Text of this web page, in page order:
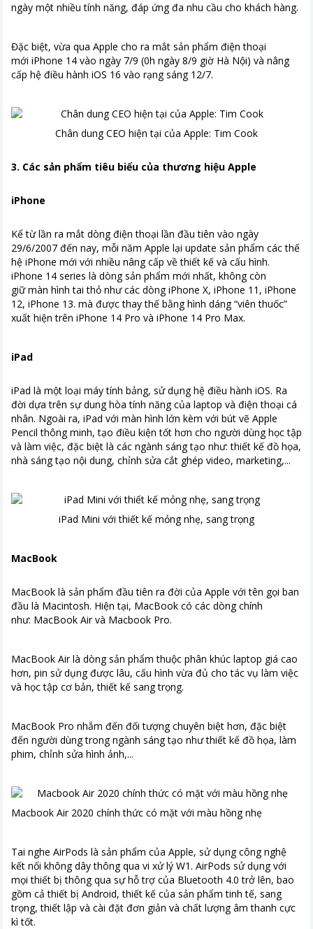
ngày một nhiều tính năng, đáp ứng đa nhu cầu cho khách hàng.
Đặc biệt, vừa qua Apple cho ra mắt sản phẩm điện thoại
mới iPhone 14 vào ngày 7/9 (0h ngày 8/9 giờ Hà Nội) và nâng
cấp hệ điều hành iOS 16 vào rạng sáng 12/7.
Chân dung CEO hiện tại của Apple: Tim Cook
3. Các sản phẩm tiêu biểu của thương hiệu Apple
iPhone
Kể từ lần ra mắt dòng điện thoại lần đầu tiên vào ngày
29/6/2007 đến nay, mỗi năm Apple lại update sản phẩm các thế
hệ iPhone mới với nhiều nâng cấp về thiết kế và cấu hình.
iPhone 14 series là dòng sản phẩm mới nhất, không còn
giữ màn hình tai thỏ như các dòng iPhone X, iPhone 11, iPhone
12, iPhone 13. mà được thay thế bằng hình dáng “viên thuốc”
xuất hiện trên iPhone 14 Pro và iPhone 14 Pro Max.
iPad
iPad là một loại máy tính bảng, sử dụng hệ điều hành iOS. Ra
đời dựa trên sự dung hòa tính năng của laptop và điện thoại cá
nhân. Ngoài ra, iPad với màn hình lớn kèm với bút vẽ Apple
Pencil thông minh, tạo điều kiện tốt hơn cho người dùng học tập
và làm việc, đặc biệt là các ngành sáng tạo như: thiết kế đồ họa,
nhà sáng tạo nội dung, chỉnh sửa cắt ghép video, marketing,...
iPad Mini với thiết kế mỏng nhẹ, sang trọng
MacBook
MacBook là sản phẩm đầu tiên ra đời của Apple với tên gọi ban
đầu là Macintosh. Hiện tại, MacBook có các dòng chính
như: MacBook Air và Macbook Pro.
MacBook Air là dòng sản phẩm thuộc phân khúc laptop giá cao
hơn, pin sử dụng được lâu, cấu hình vừa đủ cho tác vụ làm việc
và học tập cơ bản, thiết kế sang trọng.
MacBook Pro nhắm đến đối tượng chuyên biệt hơn, đặc biệt
đến người dùng trong ngành sáng tạo như thiết kế đồ họa, làm
phim, chỉnh sửa hình ảnh,...
Macbook Air 2020 chính thức có mặt với màu hồng nhẹ
Tai nghe AirPods là sản phẩm của Apple, sử dụng công nghệ
kết nối không dây thông qua vi xử lý W1. AirPods sử dụng với
mọi thiết bị thông qua sự hỗ trợ của Bluetooth 4.0 trở lên, bao
gồm cả thiết bị Android, thiết kế của sản phẩm tinh tế, sang
trọng, thiết lập và cài đặt đơn giản và chất lượng âm thanh cực
kì tốt.